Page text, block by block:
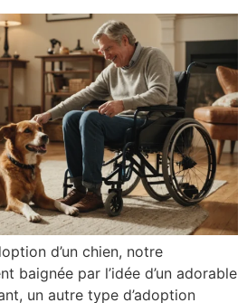
d’un chien, notre
baignée par l’idée d’un adorable
un autre type d’adoption